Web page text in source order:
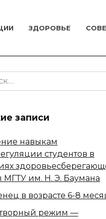
ЗДОРОВЬЕ
записи
навыкам
студентов в
МГТУ им. Н. Э. Баумана
в возрасте 6-8
режим —